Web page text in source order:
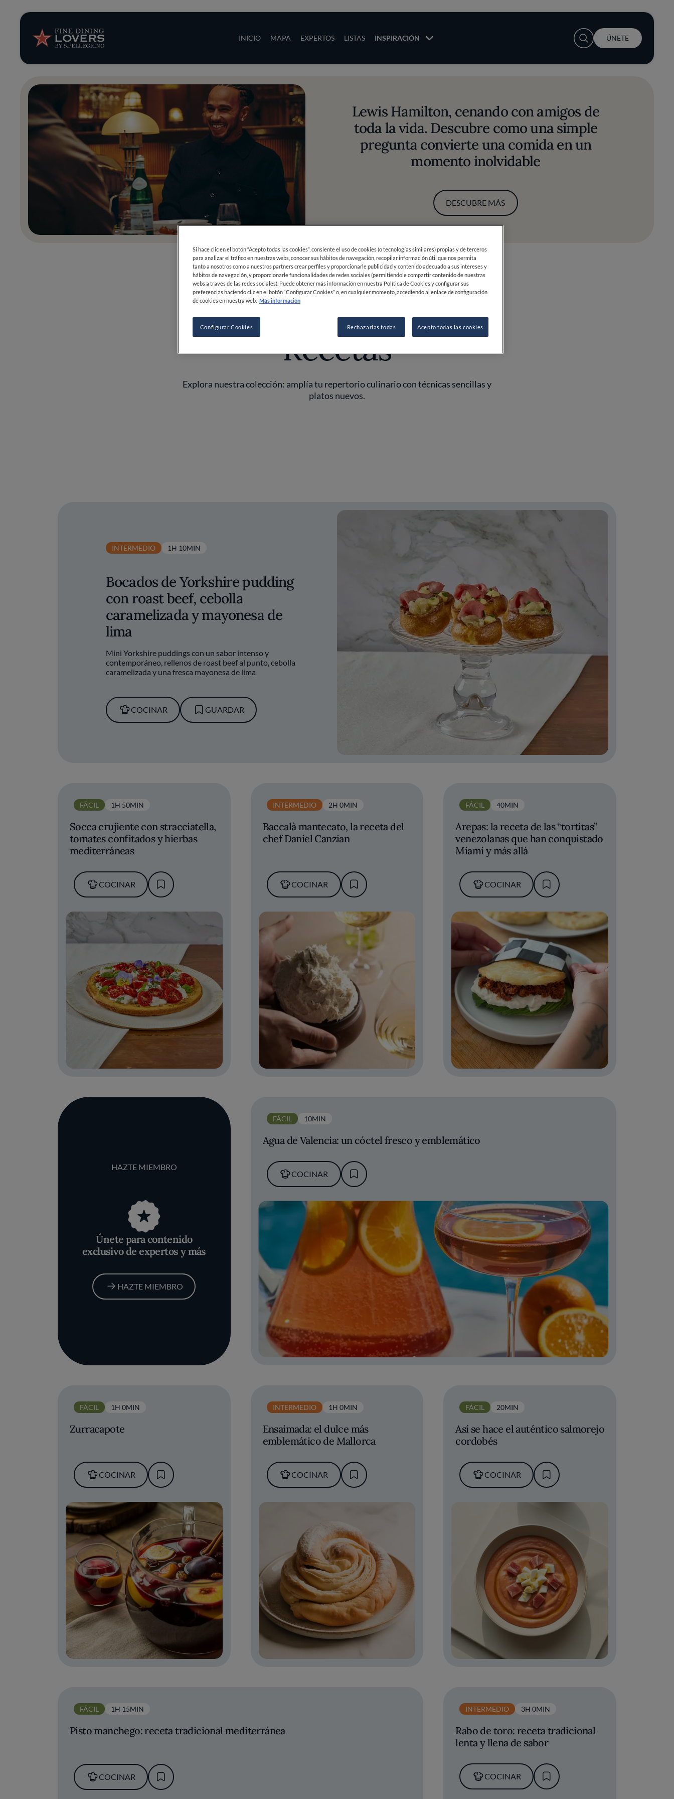
INICIO MAPA EXPERTOS LISTAS INSPIRACIÓN
Opinión y noticias
Recetas
Consejos y trucos
Series
User account menu
ÚNETE
Lewis Hamilton, cenando con amigos de
toda la vida. Descubre como una simple
pregunta convierte una comida en un
momento inolvidable
DESCUBRE MÁS
RECETAS
Recetas
Explora nuestra colección: amplía tu repertorio culinario con técnicas sencillas y
platos nuevos.
INTERMEDIO 1H 10MIN
Bocados de Yorkshire pudding
con roast beef, cebolla
caramelizada y mayonesa de
lima
Mini Yorkshire puddings con un sabor intenso y
contemporáneo, rellenos de roast beef al punto, cebolla
caramelizada y una fresca mayonesa de lima
COCINAR GUARDAR
FÁCIL 1H 50MIN
Socca crujiente con stracciatella,
tomates confitados y hierbas
mediterráneas
COCINAR
INTERMEDIO 2H 0MIN
Baccalà mantecato, la receta del
chef Daniel Canzian
COCINAR
FÁCIL 40MIN
Arepas: la receta de las “tortitas”
venezolanas que han conquistado
Miami y más allá
COCINAR
HAZTE MIEMBRO
Únete para contenido
exclusivo de expertos y más
HAZTE MIEMBRO
FÁCIL 10MIN
Agua de Valencia: un cóctel fresco y emblemático
COCINAR
FÁCIL 1H 0MIN
Zurracapote
COCINAR
INTERMEDIO 1H 0MIN
Ensaimada: el dulce más
emblemático de Mallorca
COCINAR
FÁCIL 20MIN
Así se hace el auténtico salmorejo
cordobés
COCINAR
FÁCIL 1H 15MIN
Pisto manchego: receta tradicional mediterránea
COCINAR
INTERMEDIO 3H 0MIN
Rabo de toro: receta tradicional
lenta y llena de sabor
COCINAR
Si hace clic en el botón “Acepto todas las cookies”, consiente el uso de cookies (o tecnologías similares) propias y de terceros
para analizar el tráfico en nuestras webs, conocer sus hábitos de navegación, recopilar información útil que nos permita
tanto a nosotros como a nuestros partners crear perfiles y proporcionarle publicidad y contenido adecuado a sus intereses y
hábitos de navegación, y proporcionarle funcionalidades de redes sociales (permitiéndole compartir contenido de nuestras
webs a través de las redes sociales). Puede obtener más información en nuestra Política de Cookies y configurar sus
preferencias haciendo clic en el botón “Configurar Cookies” o, en cualquier momento, accediendo al enlace de configuración
de cookies en nuestra web. Más información
Configurar Cookies Rechazarlas todas Acepto todas las cookies